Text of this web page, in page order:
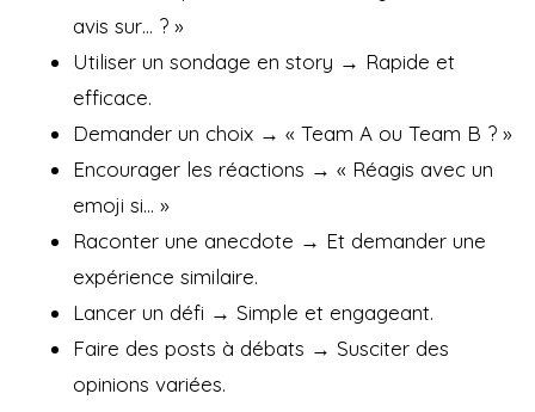
avis sur… ? »
Utiliser un sondage en story → Rapide et
efficace.
Demander un choix → « Team A ou Team B ? »
Encourager les réactions → « Réagis avec un
emoji si… »
Raconter une anecdote → Et demander une
expérience similaire.
Lancer un défi → Simple et engageant.
Faire des posts à débats → Susciter des
opinions variées.